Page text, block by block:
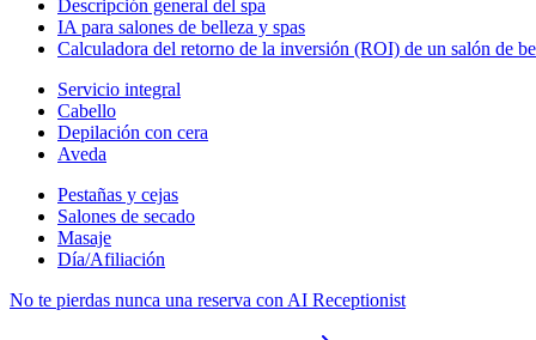
Descripción general del spa
IA para salones de belleza y spas
Calculadora del retorno de la inversión (ROI) de un salón de
Servicio integral
Cabello
Depilación con cera
Aveda
Pestañas y cejas
Salones de secado
Masaje
Día/Afiliación
No te pierdas nunca una reserva con AI Receptionist